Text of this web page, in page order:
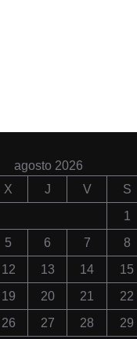
agosto 2026
X J V S
1
5 6 7 8
12 13 14 15
19 20 21 22
26 27 28 29